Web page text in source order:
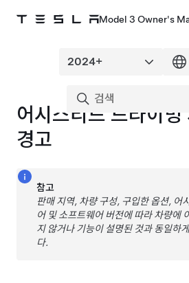
Model 3 Owner's
어시스티드 드라이빙
경고
참고
판매 지역, 차량 구성, 구입한 옵션, 어
어 및 소프트웨어 버전에 따라 차량에
지 않거나 기능이 설명된 것과 동일하
다.